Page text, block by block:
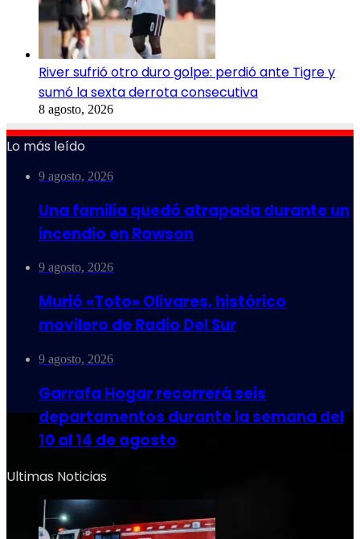
River sufrió otro duro golpe: perdió ante Tigre y
sumó la sexta derrota consecutiva
8 agosto, 2026
Lo más leído
9 agosto, 2026
Una familia quedó atrapada durante un
incendio en Rawson
9 agosto, 2026
Murió «Toto» Olivares, histórico
movilero de Radio Del Sur
9 agosto, 2026
Garrafa Hogar recorrerá seis
departamentos durante la semana del
10 al 14 de agosto
Ultimas Noticias